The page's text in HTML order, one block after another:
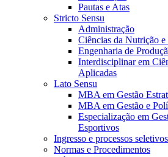
Pautas e Atas
Stricto Sensu
Administração
Ciências da Nutrição
Engenharia de
Interdisciplinar em
Aplicadas
Lato Sensu
MBA em Gestão
MBA em Gestão e
Especialização em
Esportivos
Ingresso e processos seletivos
Normas e Procedimentos